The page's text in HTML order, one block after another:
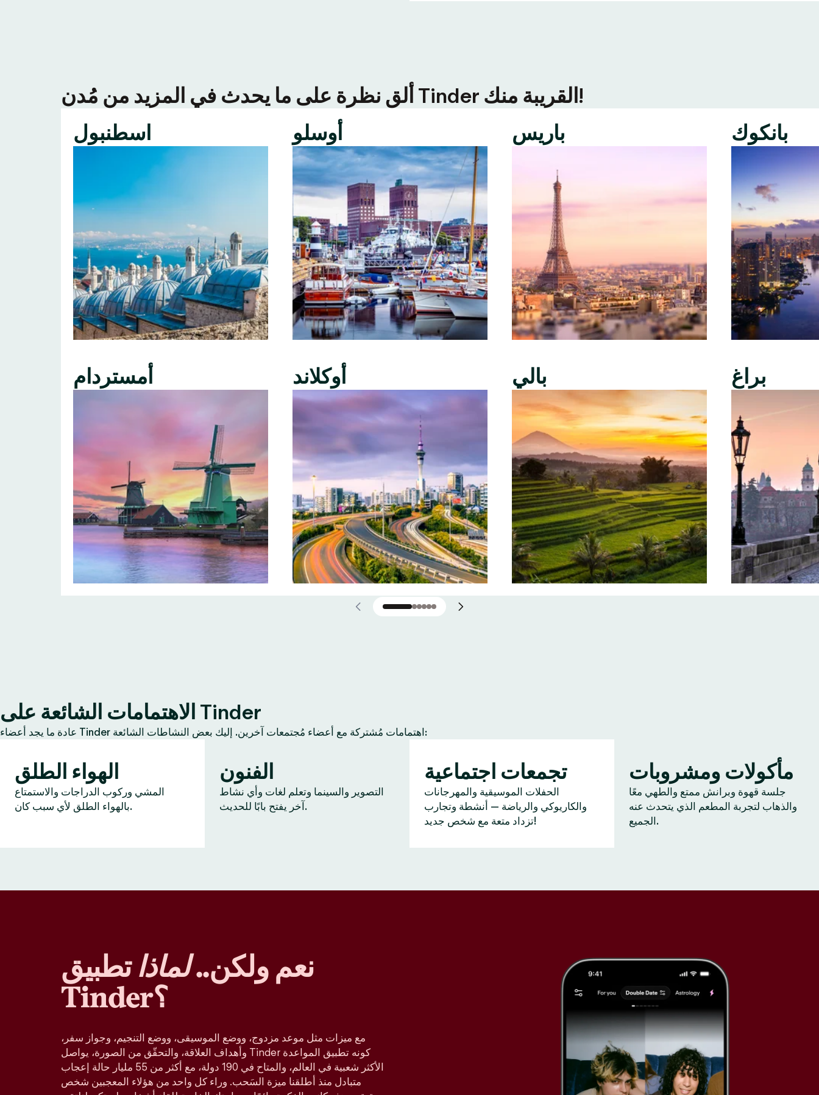
ألقِ نظرة على ما يحدث في المزيد من مُدن Tinder القريبة منك!
اسطنبول
أمستردام
أوسلو
أوكلاند
باريس
بالي
بانكوك
براغ
الاهتمامات الشائعة على Tinder
عادة ما يجد أعضاء Tinder اهتمامات مُشتركة مع أعضاء مُجتمعات آخرين. إليك بعض النشاطات الشائعة:
الهواء الطلق
المشي وركوب الدراجات والاستمتاع
بالهواء الطلق لأي سبب كان.
الفنون
التصوير والسينما وتعلم لغات وأي نشاط
آخر يفتح بابًا للحديث.
تجمعات اجتماعية
الحفلات الموسيقية والمهرجانات
والكاريوكي والرياضة — أنشطة وتجارب
تزداد متعة مع شخص جديد!
مأكولات ومشروبات
جلسة قهوة وبرانش ممتع والطهي معًا
والذهاب لتجربة المطعم الذي يتحدث عنه
الجميع.
نعم ولكن..لماذاتطبيق
Tinder؟
مع ميزات مثل موعد مزدوج، ووضع الموسيقى، ووضع التنجيم، وجواز سفر،
وأهداف العلاقة، والتحقّق من الصورة، يواصل Tinder كونه تطبيق المواعدة
الأكثر شعبية في العالم، والمتاح في 190 دولة، مع أكثر من 55 مليار حالة إعجاب
متبادل منذ أطلقنا ميزة السَحب. وراء كل واحد من هؤلاء المعجبين شخص